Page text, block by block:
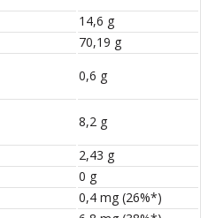
14,6 g
70,19 g
0,6 g
8,2 g
2,43 g
0 g
0,4 mg (26%*)